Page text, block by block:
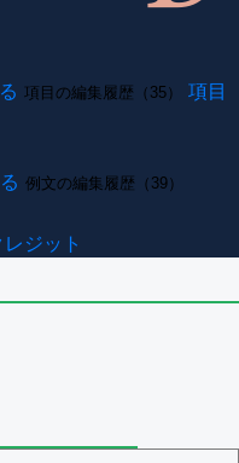
項目の編集履歴（35）
項目
例文の編集履歴（39）
レジット